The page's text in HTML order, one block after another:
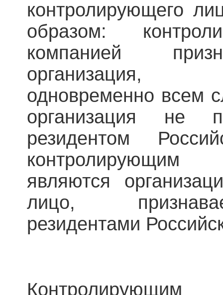
контролирующего
образом:
компанией
организация,
одновременно всем
организация не
резидентом
контролирующим
являются
лицо,
резидентами
Контролирующим